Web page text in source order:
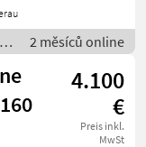
/
2 měsíců online
4.100
€
Preis inkl.
MwSt